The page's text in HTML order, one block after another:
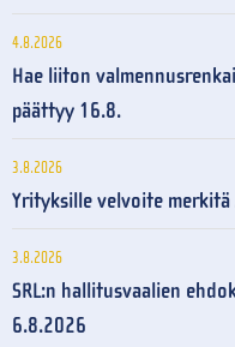
4.8.2026
Hae liiton
päättyy 16.8.
3.8.2026
Yrityksille velvoite
3.8.2026
SRL:n hallitusvaalien
6.8.2026